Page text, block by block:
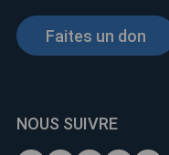
Faites un don
NOUS SUIVRE